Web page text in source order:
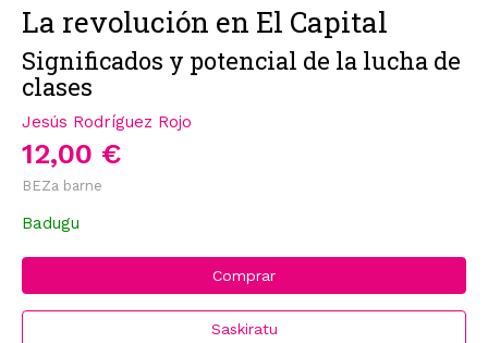
La revolución en El Capital
Significados y potencial de la lucha de
clases
Jesús Rodríguez Rojo
12,00 €
BEZa barne
Badugu
Comprar
Saskiratu